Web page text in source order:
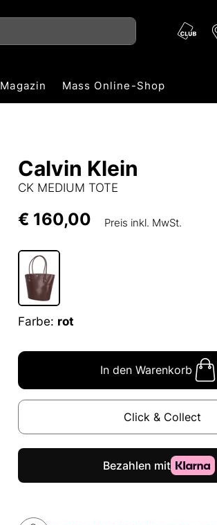
Magazin Mass Online-Shop
Calvin Klein
CK MEDIUM TOTE
€ 160,00 Preis inkl. MwSt.
Farbe: rot
In den Warenkorb
Click & Collect